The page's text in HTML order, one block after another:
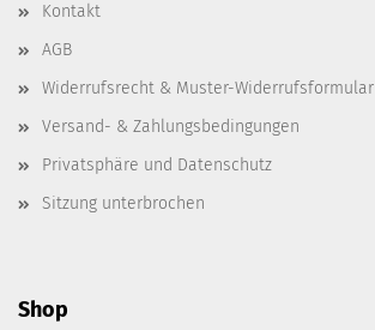
Kontakt
AGB
Widerrufsrecht & Muster-Widerrufsformular
Versand- & Zahlungsbedingungen
Privatsphäre und Datenschutz
Sitzung unterbrochen
Shop